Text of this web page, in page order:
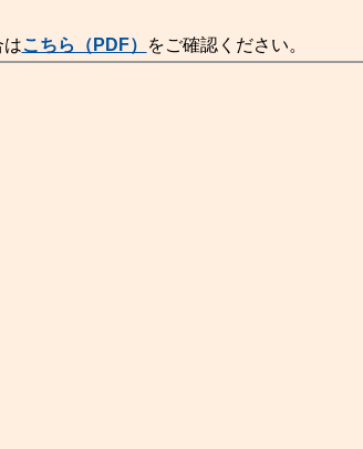
はこちら（PDF） をご確認ください。